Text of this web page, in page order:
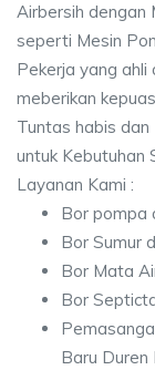
Airbersih dengan
seperti Mesin
Pekerja yang ahli
meberikan
Tuntas habis
untuk Kebutuhan
Layanan Kami :
Bor pompa
Bor Sumur
Bor Mata
Bor
Baru Duren